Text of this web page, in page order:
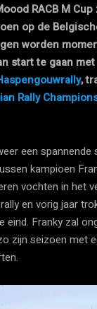
RACB M
op de
worden
start te gaan
,
Rally
een spannende
kampioen
vochten in het
en vorig jaar
eind. Franky zal
zijn seizoen met